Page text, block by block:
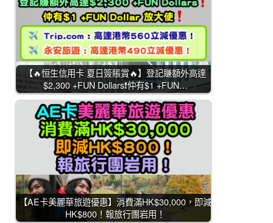
【🔥恒生信用卡 夏日簽賬賞🔥】登記賺額外高達
$2,300 +FUN Dollars❗仲有$1 +FUN…
【AE卡美麗華旅遊優惠】消費滿HK$30,000，即減
HK$800！報旅行團岩用！